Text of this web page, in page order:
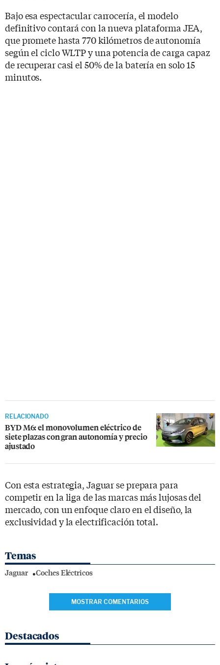
Bajo esa espectacular carrocería, el modelo
definitivo contará con la nueva plataforma JEA,
que promete hasta 770 kilómetros de autonomía
según el ciclo WLTP y una potencia de carga capaz
de recuperar casi el 50% de la batería en solo 15
minutos.
RELACIONADO
BYD M6: el monovolumen eléctrico de
siete plazas con gran autonomía y precio
ajustado
Con esta estrategia, Jaguar se prepara para
competir en la liga de las marcas más lujosas del
mercado, con un enfoque claro en el diseño, la
exclusividad y la electrificación total.
Temas
Jaguar Coches Eléctricos
MOSTRAR COMENTARIOS
Destacados